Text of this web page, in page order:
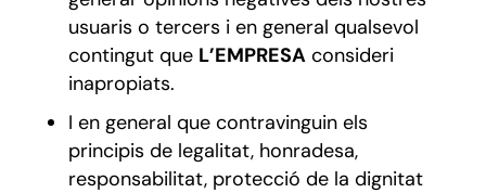
usuaris o tercers i en general qualsevol
contingut que L’EMPRESAconsideri
inapropiats.
I en general que contravinguin els
principis de legalitat, honradesa,
responsabilitat, protecció de la dignitat